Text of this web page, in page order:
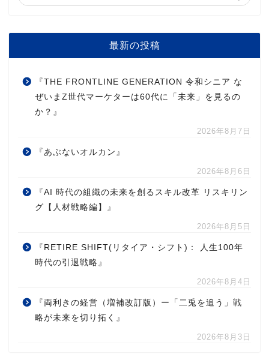
最新の投稿
『THE FRONTLINE GENERATION 令和シニア な
ぜいまZ世代マーケターは60代に「未来」を見るの
か？』
2026年8月7日
『あぶないオルカン』
2026年8月6日
『AI 時代の組織の未来を創るスキル改革 リスキリン
グ【人材戦略編】』
2026年8月5日
『RETIRE SHIFT(リタイア・シフト)： 人生100年
時代の引退戦略』
2026年8月4日
『両利きの経営（増補改訂版）ー「二兎を追う」戦
略が未来を切り拓く』
2026年8月3日